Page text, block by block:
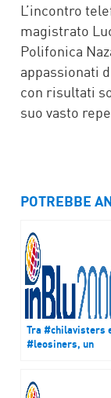
L’incontro
magistrato
Polifonica
appassionati
con risultati
suo vasto
POTREBBE
Tra #chilavisters
#leosiners, un
della cronaca più